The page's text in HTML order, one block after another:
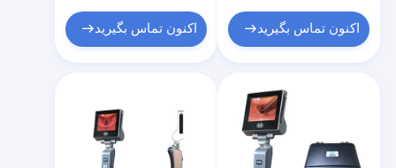
صفحه اصلی
اکنون تماس بگیرید اکنون تماس بگیرید